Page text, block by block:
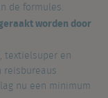
de formules.
worden door
textielsuper en
reisbureaus
nu een minimum